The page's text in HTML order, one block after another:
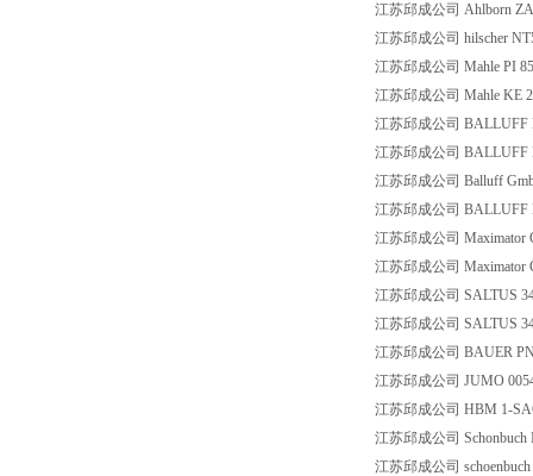
江苏邱成公司 Ahlborn
江苏邱成公司 hilscher
江苏邱成公司 Mahle PI
江苏邱成公司 Mahle KE
江苏邱成公司 BALLUFF
江苏邱成公司 BALLUFF
江苏邱成公司 Balluff
江苏邱成公司 BALLUFF
江苏邱成公司 Maximator
江苏邱成公司 Maximator
江苏邱成公司 SALTUS
江苏邱成公司 SALTUS
江苏邱成公司 BAUER
江苏邱成公司 JUMO
江苏邱成公司 HBM 1-
江苏邱成公司 Schonbuch
江苏邱成公司